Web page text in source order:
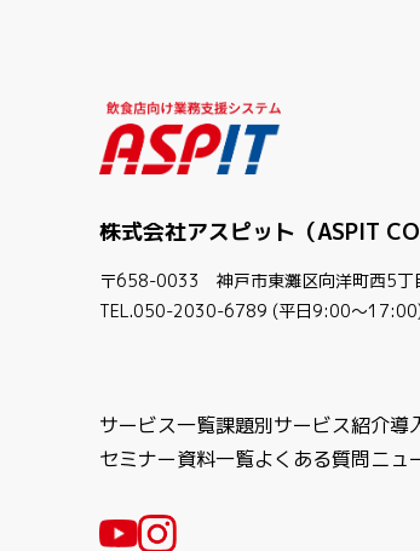
株式会社アスピット（ASPIT
〒658-0033 神戸市東灘区向洋町西5丁
TEL.050-2030-6789 (平日9:00〜
サービス一覧課題別サービス紹介導
セミナー資料一覧よくある質問ニュ